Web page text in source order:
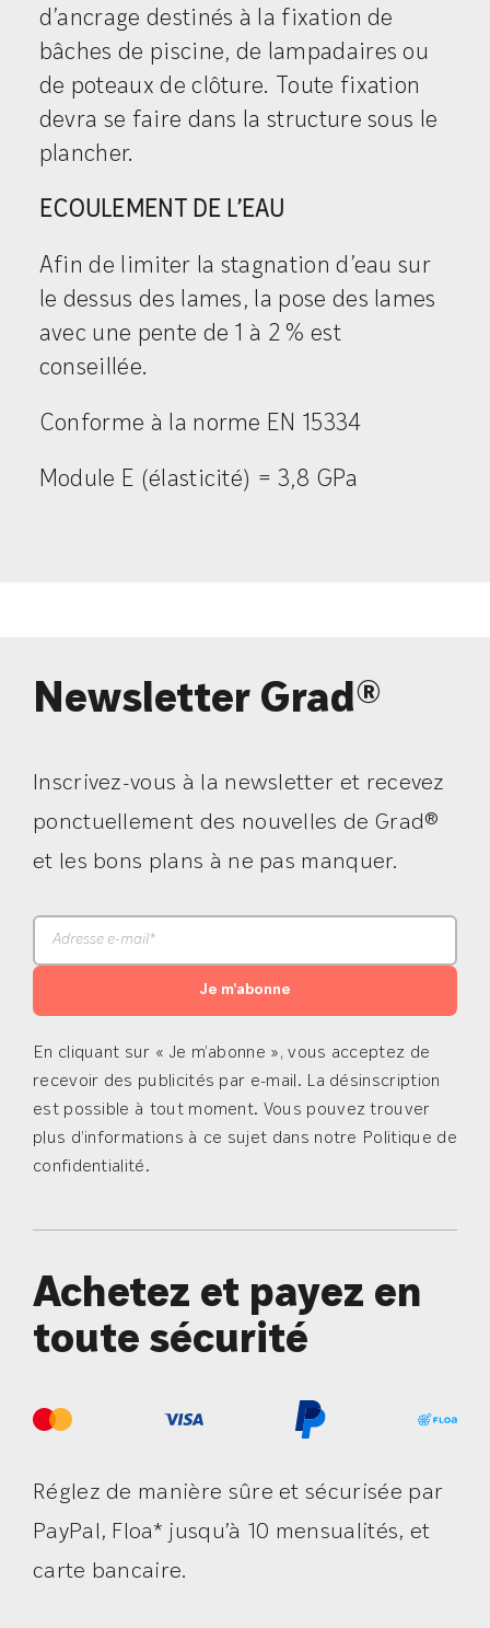
d’ancrage destinés à la fixation de
bâches de piscine, de lampadaires ou
de poteaux de clôture. Toute fixation
devra se faire dans la structure sous le
plancher.
ECOULEMENT DE L’EAU
Afin de limiter la stagnation d’eau sur
le dessus des lames, la pose des lames
avec une pente de 1 à 2 % est
conseillée.
Conforme à la norme EN 15334
Module E (élasticité) = 3,8 GPa
Newsletter Grad®
Inscrivez-vous à la newsletter et recevez
ponctuellement des nouvelles de Grad®
et les bons plans à ne pas manquer.
Je m'abonne
En cliquant sur « Je m’abonne », vous acceptez de
recevoir des publicités par e-mail. La désinscription
est possible à tout moment. Vous pouvez trouver
plus d’informations à ce sujet dans notre Politique de
confidentialité.
Achetez et payez en
toute sécurité
Réglez de manière sûre et sécurisée par
PayPal, Floa* jusqu’à 10 mensualités, et
carte bancaire.